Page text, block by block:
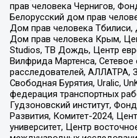
прав человека Чернигов,
Белорусский дом прав
Дом прав человека Тбилиси,
Дом прав человека Крым,
Studios, ТВ Дождь, Центр
Вилфрида Мартенса,
расследователей, АЛЛАТРА,
Свободная Бурятия, Uralic,
федерация транспортных
Гудзоновский институт,
Развития, Комитет-2024,
университет, Центр